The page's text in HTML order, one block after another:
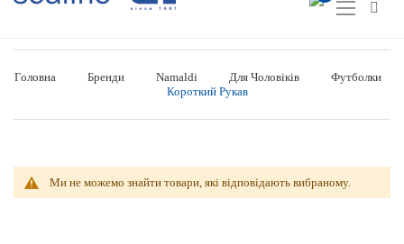
Nav
Головна Бренди Namaldi Для Чоловіків
Футболки
Короткий Рукав
Ми не можемо знайти товари, які відповідають вибраному.